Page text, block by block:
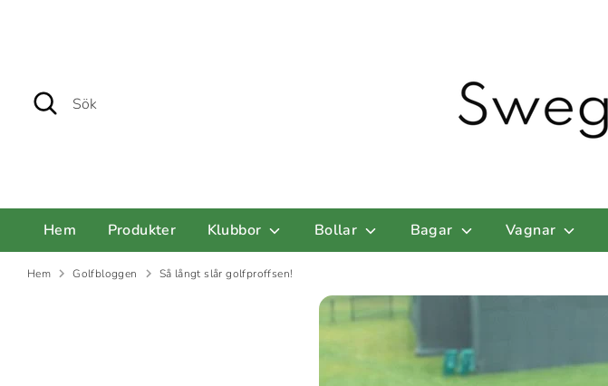
Sök
Sök
Hem Produkter Klubbor Bollar Bagar Vagnar
Hem Golfbloggen Så långt slår golfproffsen!